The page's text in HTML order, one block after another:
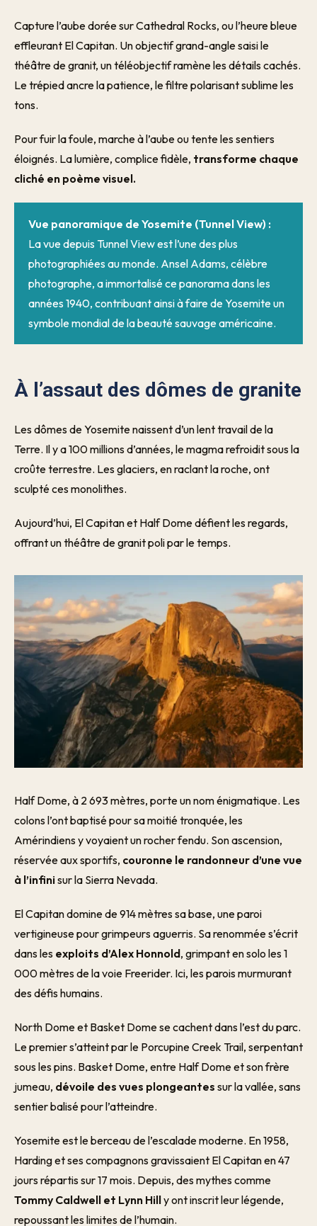
Capture l’aube dorée sur Cathedral Rocks, ou l’heure bleue
effleurant El Capitan. Un objectif grand-angle saisi le
théâtre de granit, un téléobjectif ramène les détails cachés.
Le trépied ancre la patience, le filtre polarisant sublime les
tons.
Pour fuir la foule, marche à l’aube ou tente les sentiers
éloignés. La lumière, complice fidèle, transforme chaque
cliché en poème visuel.
Vue panoramique de Yosemite (Tunnel View) :
La vue depuis Tunnel View est l’une des plus
photographiées au monde. Ansel Adams, célèbre
photographe, a immortalisé ce panorama dans les
années 1940, contribuant ainsi à faire de Yosemite un
symbole mondial de la beauté sauvage américaine.
À l’assaut des dômes de granite
Les dômes de Yosemite naissent d’un lent travail de la
Terre. Il y a 100 millions d’années, le magma refroidit sous la
croûte terrestre. Les glaciers, en raclant la roche, ont
sculpté ces monolithes.
Aujourd’hui, El Capitan et Half Dome défient les regards,
offrant un théâtre de granit poli par le temps.
Half Dome, à 2 693 mètres, porte un nom énigmatique. Les
colons l’ont baptisé pour sa moitié tronquée, les
Amérindiens y voyaient un rocher fendu. Son ascension,
réservée aux sportifs, couronne le randonneur d’une vue
à l’infinisur la Sierra Nevada.
El Capitan domine de 914 mètres sa base, une paroi
vertigineuse pour grimpeurs aguerris. Sa renommée s’écrit
dans les exploits d’Alex Honnold, grimpant en solo les 1
000 mètres de la voie Freerider. Ici, les parois murmurant
des défis humains.
North Dome et Basket Dome se cachent dans l’est du parc.
Le premier s’atteint par le Porcupine Creek Trail, serpentant
sous les pins. Basket Dome, entre Half Dome et son frère
jumeau, dévoile des vues plongeantes sur la vallée, sans
sentier balisé pour l’atteindre.
Yosemite est le berceau de l’escalade moderne. En 1958,
Harding et ses compagnons gravissaient El Capitan en 47
jours répartis sur 17 mois. Depuis, des mythes comme
Tommy Caldwell et Lynn Hilly ont inscrit leur légende,
repoussant les limites de l’humain.